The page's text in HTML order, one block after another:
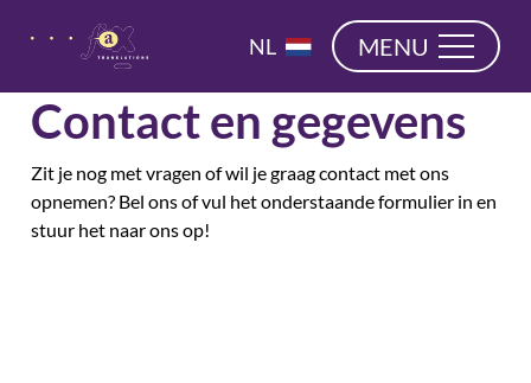
NL
DE
MENU
Contact en gegevens
Zit je nog met vragen of wil je graag contact met ons
opnemen? Bel ons of vul het onderstaande formulier in en
stuur het naar ons op!